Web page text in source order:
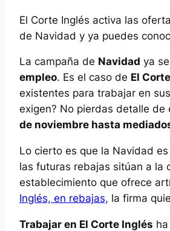
El Corte Inglés activa las
de Navidad y ya puedes
La campaña de Navidad ya
empleo. Es el caso de El
existentes para trabajar en
exigen? No pierdas detalle de
de noviembre hasta
Lo cierto es que la Navidad
las futuras rebajas sitúan a la
establecimiento que ofrece
Inglés, en rebajas, la firma
Trabajar en El Corte Inglés